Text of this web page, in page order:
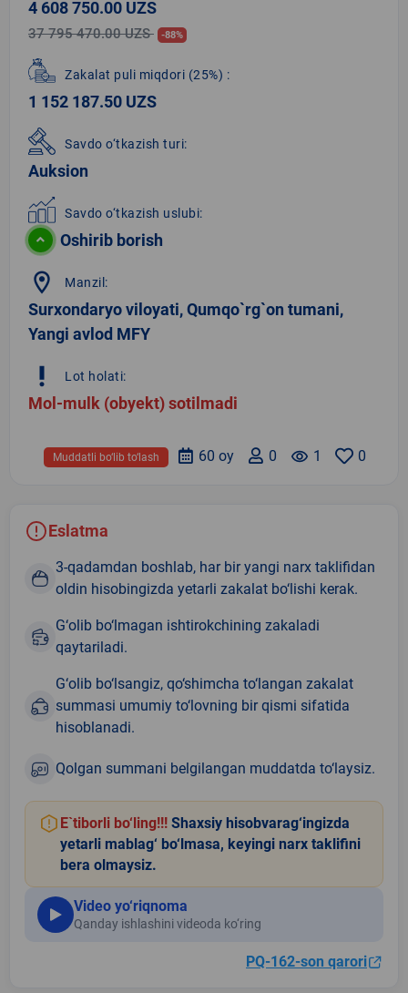
4 608 750.00 UZS
37 795 470.00 UZS -88%
Zakalat puli miqdori (25%) :
1 152 187.50 UZS
Savdo o‘tkazish turi:
Auksion
Savdo o‘tkazish uslubi:
Oshirib borish
location_on Manzil:
Surxondaryo viloyati, Qumqo`rg`on tumani,
Yangi avlod MFY
priority_high Lot holati:
Mol-mulk (obyekt) sotilmadi
0
remove_red_eye 1
0
60 oy
Muddatli bo‘lib to‘lash
Eslatma
3-qadamdan boshlab, har bir yangi narx taklifidan
oldin hisobingizda yetarli zakalat bo‘lishi kerak.
G‘olib bo‘lmagan ishtirokchining zakaladi
qaytariladi.
G‘olib bo‘lsangiz, qo‘shimcha to‘langan zakalat
summasi umumiy to‘lovning bir qismi sifatida
hisoblanadi.
Qolgan summani belgilangan muddatda to‘laysiz.
E`tiborli bo‘ling!!! Shaxsiy hisobvarag‘ingizda
yetarli mablag‘ bo‘lmasa, keyingi narx taklifini
bera olmaysiz.
Video yo‘riqnoma
Qanday ishlashini videoda ko‘ring
PQ-162-son qarori